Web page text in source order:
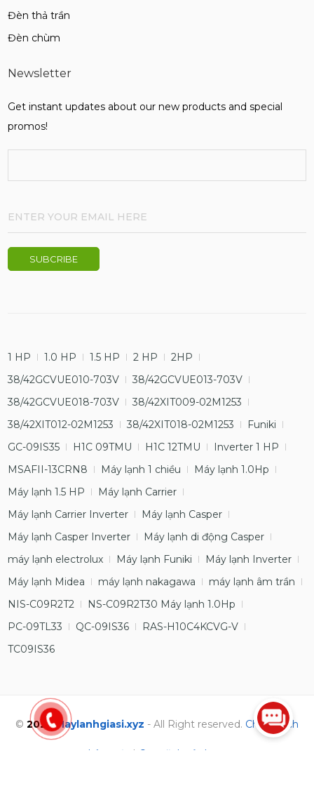
Đèn thả trần
Đèn chùm
Newsletter
Get instant updates about our new products and special
promos!
1 HP 1.0 HP 1.5 HP 2 HP
2HP
38/42GCVUE010-703V
38/42GCVUE013-703V
38/42GCVUE018-703V
38/42XIT009-02M1253
38/42XIT012-02M1253
38/42XIT018-02M1253
Funiki
GC-09IS35
H1C 09TMU H1C 12TMU
Inverter 1 HP
MSAFII-13CRN8
Máy lạnh 1 chiều
Máy lạnh 1.0Hp
Máy lạnh 1.5 HP
Máy lạnh Carrier
Máy lạnh Carrier Inverter
Máy lạnh Casper
Máy lạnh Casper Inverter
Máy lạnh di động Casper
máy lạnh electrolux
Máy lạnh Funiki
Máy lạnh Inverter
Máy lạnh Midea
máy lạnh nakagawa
máy lạnh âm trần
NIS-C09R2T2
NS-C09R2T30 Máy lạnh 1.0Hp
PC-09TL33
QC-09IS36
RAS-H10C4KCVG-V
TC09IS36
© 2023Maylanhgiasi.xyz - All Right reserved. Chính sách
bảo mật | Quy định sử dụng